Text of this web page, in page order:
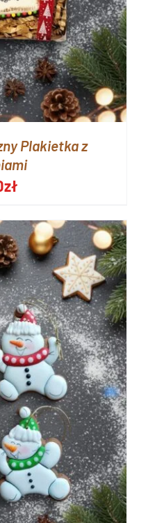
Plakietka z
zł